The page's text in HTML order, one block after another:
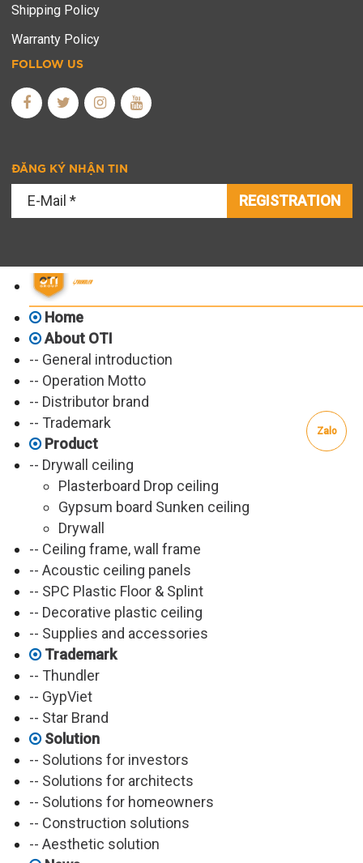
Zalo
Shipping Policy
Warranty Policy
FOLLOW US
ĐĂNG KÝ NHẬN TIN
REGISTRATION
Home
About OTI
-- General introduction
-- Operation Motto
-- Distributor brand
-- Trademark
Product
-- Drywall ceiling
Plasterboard Drop ceiling
Gypsum board Sunken ceiling
Drywall
-- Ceiling frame, wall frame
-- Acoustic ceiling panels
-- SPC Plastic Floor & Splint
-- Decorative plastic ceiling
-- Supplies and accessories
Trademark
-- Thundler
-- GypViet
-- Star Brand
Solution
-- Solutions for investors
-- Solutions for architects
-- Solutions for homeowners
-- Construction solutions
-- Aesthetic solution